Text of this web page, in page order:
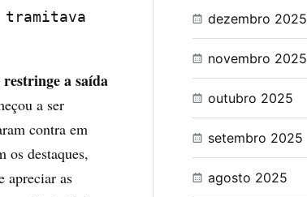
a saída
a ser
contra em
os destaques,
apreciar as
dezembro 2025
novembro 2025
outubro 2025
setembro 2025
agosto 2025